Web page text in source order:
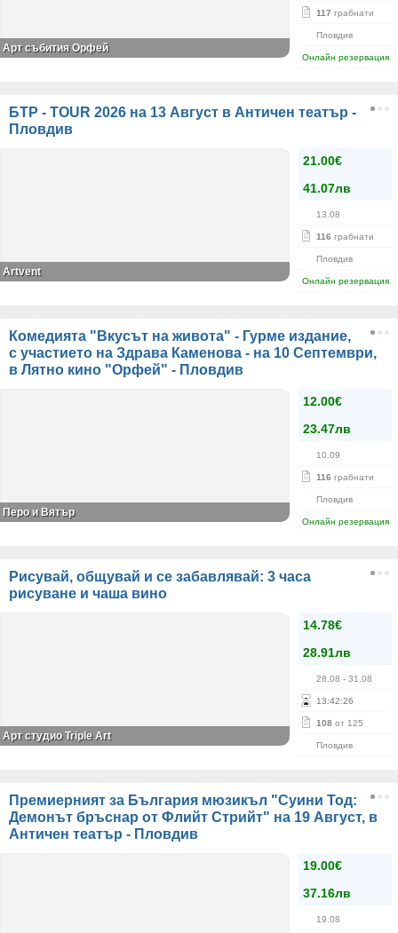
117 грабнати
Пловдив
Онлайн резервация
Арт събития Орфей
БТР - TOUR 2026 на 13 Август в Античен театър -
Пловдив
21.00€
41.07лв
13.08
116 грабнати
Пловдив
Онлайн резервация
Artvent
Комедията "Вкусът на живота" - Гурме издание,
с участието на Здрава Каменова - на 10 Септември,
в Лятно кино "Орфей" - Пловдив
12.00€
23.47лв
10.09
116 грабнати
Пловдив
Онлайн резервация
Перо и Вятър
Рисувай, общувай и се забавлявай: 3 часа
рисуване и чаша вино
14.78€
28.91лв
28.08 - 31.08
13:42:26
108 от 125
Пловдив
Арт студио Triple Art
Премиерният за България мюзикъл "Суини Тод:
Демонът бръснар от Флийт Стрийт" на 19 Август, в
Античен театър - Пловдив
19.00€
37.16лв
19.08